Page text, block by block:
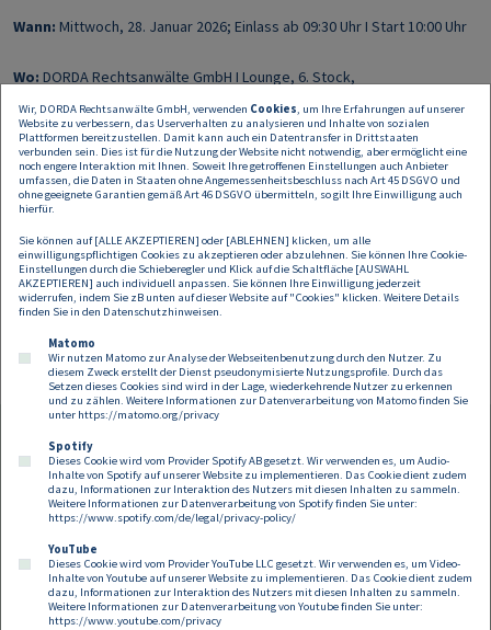
Wann: Mittwoch, 28. Januar 2026; Einlass ab 09:30 Uhr I Start 10:00 Uhr
Wo: DORDA Rechtsanwälte GmbH I Lounge, 6. Stock,
Der Neujahrsempfang bietet nicht nur eine exklusive Plattform zum
Austausch, sondern auch die Möglichkeit, wertvolle Einblicke in die
rechtliche und strategische Entwicklung im Technologiebereich zu
Sie sind an einer Teilnahme zu dieser Veranstaltung interessiert, dann
schreiben Sie uns unter:events@dorda.at
Footer
Kontakt Datenschutz
Impressum
Compliance
Cookies
Wir, DORDA Rechtsanwälte GmbH, verwenden Cookies, um Ihre Erfahrungen auf unserer
Website zu verbessern, das Userverhalten zu analysieren und Inhalte von sozialen
Plattformen bereitzustellen. Damit kann auch ein Datentransfer in Drittstaaten
verbunden sein. Dies ist für die Nutzung der Website nicht notwendig, aber ermöglicht eine
noch engere Interaktion mit Ihnen. Soweit Ihre getroffenen Einstellungen auch Anbieter
umfassen, die Daten in Staaten ohne Angemessenheitsbeschluss nach Art 45 DSGVO und
ohne geeignete Garantien gemäß Art 46 DSGVO übermitteln, so gilt Ihre Einwilligung auch
hierfür.
Sie können auf [ALLE AKZEPTIEREN] oder [ABLEHNEN] klicken, um alle
einwilligungspflichtigen Cookies zu akzeptieren oder abzulehnen. Sie können Ihre Cookie-
Einstellungen durch die Schieberegler und Klick auf die Schaltfläche [AUSWAHL
AKZEPTIEREN] auch individuell anpassen. Sie können Ihre Einwilligung jederzeit
widerrufen, indem Sie zB unten auf dieser Website auf "Cookies" klicken. Weitere Details
finden Sie in den Datenschutzhinweisen.
Matomo
Wir nutzen Matomo zur Analyse der Webseitenbenutzung durch den Nutzer. Zu
diesem Zweck erstellt der Dienst pseudonymisierte Nutzungsprofile. Durch das
Setzen dieses Cookies sind wird in der Lage, wiederkehrende Nutzer zu erkennen
und zu zählen. Weitere Informationen zur Datenverarbeitung von Matomo finden Sie
unter https://matomo.org/privacy
Spotify
Dieses Cookie wird vom Provider Spotify AB gesetzt. Wir verwenden es, um Audio-
Inhalte von Spotify auf unserer Website zu implementieren. Das Cookie dient zudem
dazu, Informationen zur Interaktion des Nutzers mit diesen Inhalten zu sammeln.
Weitere Informationen zur Datenverarbeitung von Spotify finden Sie unter:
https://www.spotify.com/de/legal/privacy-policy/
YouTube
Dieses Cookie wird vom Provider YouTube LLC gesetzt. Wir verwenden es, um Video-
Inhalte von Youtube auf unserer Website zu implementieren. Das Cookie dient zudem
dazu, Informationen zur Interaktion des Nutzers mit diesen Inhalten zu sammeln.
Weitere Informationen zur Datenverarbeitung von Youtube finden Sie unter:
https://www.youtube.com/privacy
Follow us on: